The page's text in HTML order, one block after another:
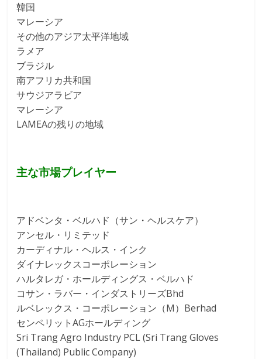
韓国
マレーシア
その他のアジア太平洋地域
ラメア
ブラジル
南アフリカ共和国
サウジアラビア
マレーシア
LAMEAの残りの地域
主な市場プレイヤー
アドベンタ・ベルハド（サン・ヘルスケア）
アンセル・リミテッド
カーディナル・ヘルス・インク
ダイナレックスコーポレーション
ハルタレガ・ホールディングス・ベルハド
コサン・ラバー・インダストリーズBhd
ルベレックス・コーポレーション（M）Berhad
センペリットAGホールディング
Sri Trang Agro Industry PCL (Sri Trang Gloves
(Thailand) Public Company)